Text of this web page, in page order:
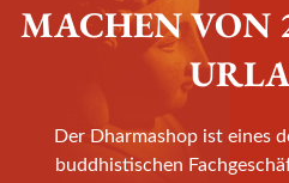
MACHEN VON
Der Dharmashop ist eines
buddhistischen